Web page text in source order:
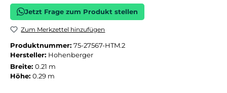
Jetzt Frage zum Produkt stellen
Zum Merkzettel hinzufügen
Produktnummer: 75-27567-HTM.2
Hersteller: Hohenberger
Breite: 0.21 m
Höhe: 0.29 m